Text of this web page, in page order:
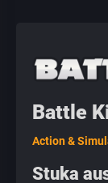
Battle
Action &
Stuka